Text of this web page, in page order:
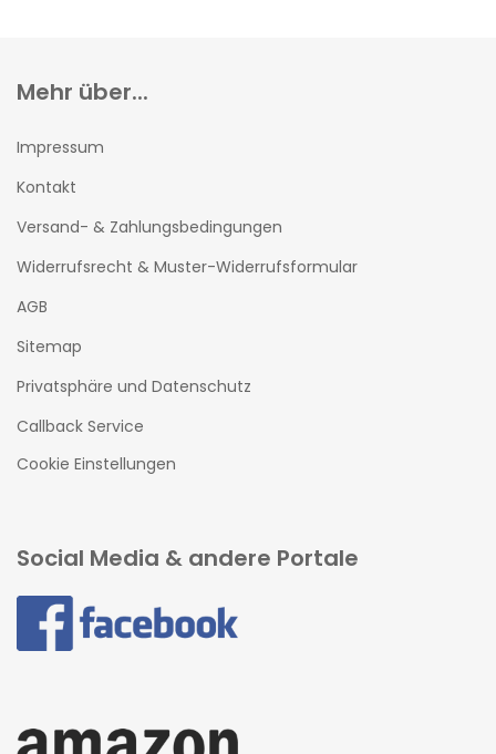
Mehr über...
Impressum
Kontakt
Versand- & Zahlungsbedingungen
Widerrufsrecht & Muster-Widerrufsformular
AGB
Sitemap
Privatsphäre und Datenschutz
Callback Service
Cookie Einstellungen
Social Media & andere Portale